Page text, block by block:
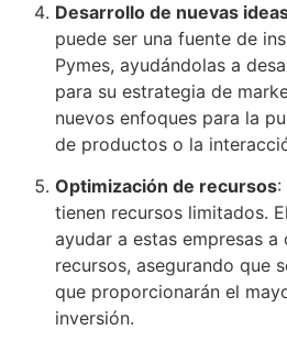
Desarrollo de nuevas
puede ser una fuente de
Pymes, ayudándolas a
para su estrategia de
nuevos enfoques para la
de productos o la
Optimización de recursos:
tienen recursos limitados.
ayudar a estas empresas
recursos, asegurando que
que proporcionarán el
inversión.